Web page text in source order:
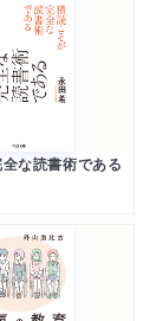
な読書術である